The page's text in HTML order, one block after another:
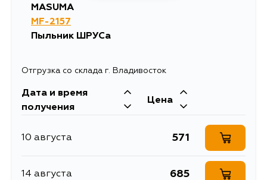
MASUMA
MF-2157
Пыльник ШРУСа
Отгрузка со склада г. Владивосток
Дата и время
получения
Цена
10 августа 571
14 августа 685